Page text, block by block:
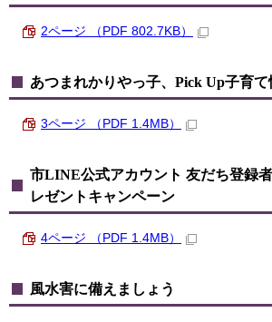
2ページ （PDF 802.7KB）
あつまれかりやっ子、Pick Up子育て
3ページ （PDF 1.4MB）
市LINE公式アカウント 友だち登録
レゼントキャンペーン
4ページ （PDF 1.4MB）
風水害に備えましょう